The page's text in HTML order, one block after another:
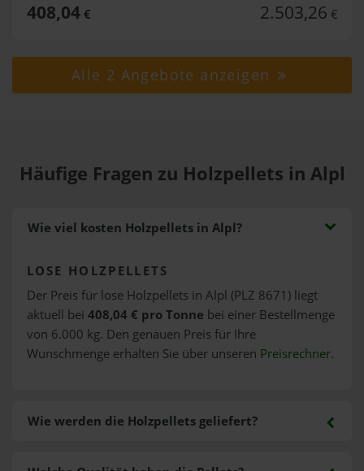
408,04€ 2.503,26 €
Alle 2 Angebote anzeigen
Häufige Fragen zu Holzpellets in Alpl
Wie viel kosten Holzpellets in Alpl?
LOSE HOLZPELLETS
Der Preis für lose Holzpellets in Alpl (PLZ 8671) liegt
aktuell bei 408,04 € pro Tonne bei einer Bestellmenge
von 6.000 kg. Den genauen Preis für Ihre
Wunschmenge erhalten Sie über unseren Preisrechner.
Wie werden die Holzpellets geliefert?